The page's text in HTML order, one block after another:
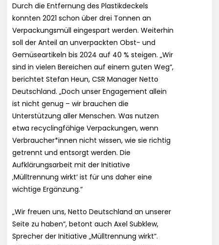
Durch die Entfernung des Plastikdeckels
konnten 2021 schon über drei Tonnen an
Verpackungsmüll eingespart werden. Weiterhin
soll der Anteil an unverpackten Obst- und
Gemüseartikeln bis 2024 auf 40 % steigen. „Wir
sind in vielen Bereichen auf einem guten Weg“,
berichtet Stefan Heun, CSR Manager Netto
Deutschland. „Doch unser Engagement allein
ist nicht genug – wir brauchen die
Unterstützung aller Menschen. Was nutzen
etwa recyclingfähige Verpackungen, wenn
Verbraucher*innen nicht wissen, wie sie richtig
getrennt und entsorgt werden. Die
Aufklärungsarbeit mit der Initiative
‚Mülltrennung wirkt‘ ist für uns daher eine
wichtige Ergänzung.“
„Wir freuen uns, Netto Deutschland an unserer
Seite zu haben“, betont auch Axel Subklew,
Sprecher der Initiative „Mülltrennung wirkt“.